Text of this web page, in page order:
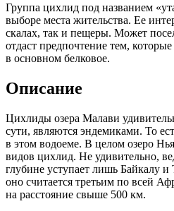
Группа цихлид под названием
выборе места жительства. Ее
скалах, так и пещеры. Может
отдаст предпочтение тем,
в основном белковое.
Описание
Цихлиды озера Малави
сути, являются эндемиками. То
в этом водоеме. В целом озеро
видов цихлид. Не удивительно,
глубине уступает лишь Байкалу
оно считается третьим по всей
на расстояние свыше 500 км.